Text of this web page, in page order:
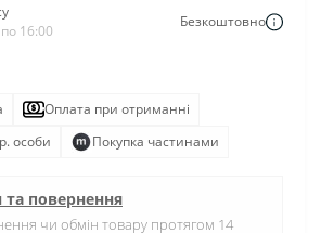
16:00
Безкоштовно
Оплата при отриманні
особи
Покупка частинами
та повернення
чи обмін товару протягом 14